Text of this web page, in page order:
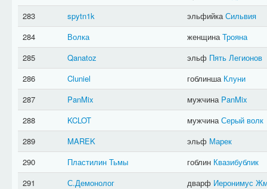
283
spytn1k эльфийка Сильвия
284
Волка женщина Трояна
285
Qanatoz эльф Пять Легионов
286
Cluniel гоблинша Клуни
287
PanMix мужчина PanMix
288
KCLOT мужчина Серый волк
289
MAREK эльф Марек
290
Пластилин Тьмы гоблин Квазибублик
291
С.Демонолог дварф Иеронимус